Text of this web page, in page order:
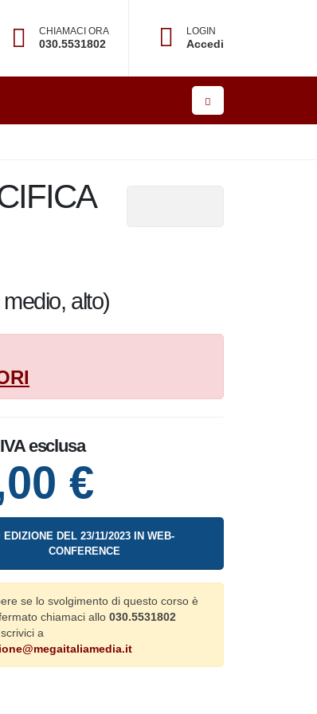
CHIAMACI ORA
030.5531802
LOGIN
Accedi
medio, alto)
esclusa
€
EDIZIONE DEL23/11/2023IN WEB-
CONFERENCE
se lo svolgimento di questo corso
chiamaci allo030.5531802
a